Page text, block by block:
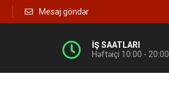
Mesaj göndər
İŞ SAATLARI
Həftəiçi 10:00 - 20:00